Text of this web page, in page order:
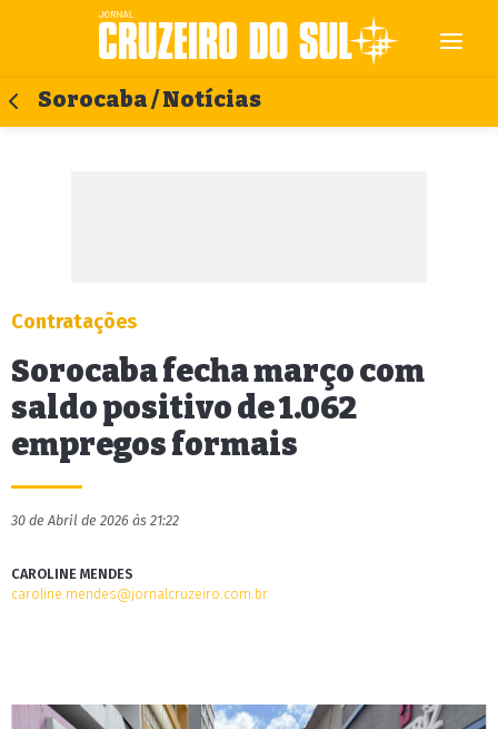
Sorocaba / Notícias
Contratações
Sorocaba fecha março com
saldo positivo de 1.062
empregos formais
30 de Abril de 2026 às 21:22
CAROLINE MENDES
caroline.mendes@jornalcruzeiro.com.br